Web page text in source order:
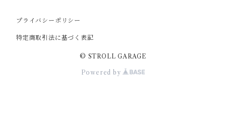
CUSTOM CHARM
RING
プライバシーポリシー
特定商取引法に基づく表記
© STROLL GARAGE
Powered by